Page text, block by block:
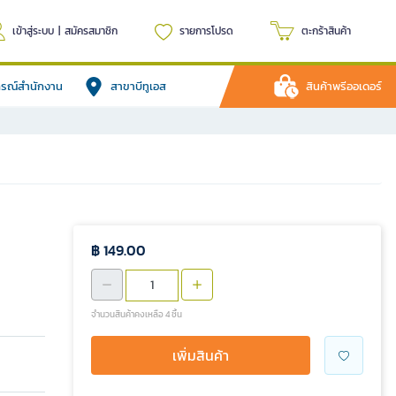
เข้าสู่ระบบ | สมัครสมาชิก รายการโปรด ตะกร้าสินค้า
รณ์สำนักงาน สาขาบีทูเอส สินค้าพรีออเดอร์
฿ 149.00
จำนวนสินค้าคงเหลือ 4 ชิ้น
เพิ่มสินค้า